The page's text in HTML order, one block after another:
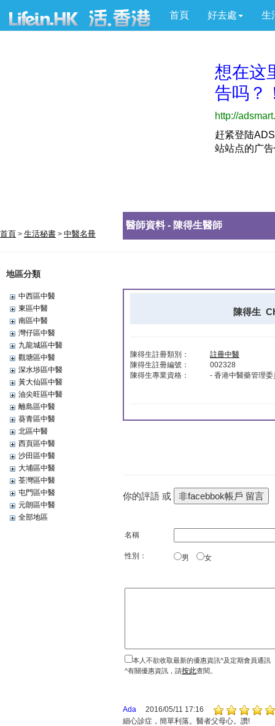
首頁 好去處 生
首頁 > 生活秘書 > 中醫名冊
地區分類
中西區中醫
東區中醫
南區中醫
灣仔區中醫
九龍城區中醫
觀塘區中醫
深水埗區中醫
黃大仙區中醫
油尖旺區中醫
離島區中醫
葵青區中醫
北區中醫
西頁區中醫
沙田區中醫
大埔區中醫
荃灣區中醫
屯門區中醫
元朗區中醫
全部地區
醫師資料 - 陳得生醫師
陳得生
陳得生註冊類別：
註冊中醫
陳得生註冊編號：
002328
陳得生專業資格：
- 香港中醫藥管理
你的評語 或
名稱
性別： 男 女
本人不欲收取最新的優惠資訊^及定期會員通訊
^有關優惠資訊，請按此查閱。
Ada
2016/05/11 17:16
細心診症，簡單利落。醫者父母心。讚!